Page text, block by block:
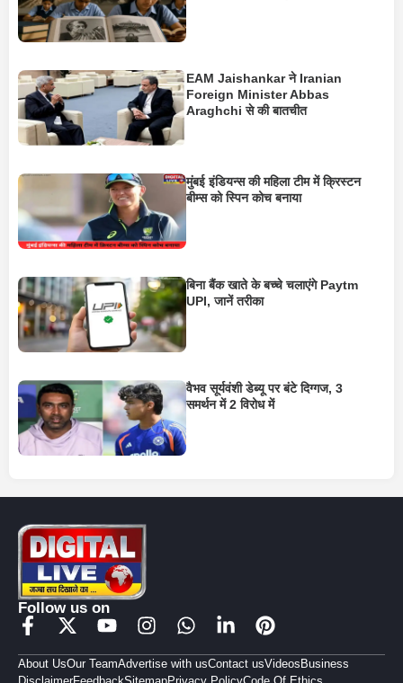
EAM Jaishankar ने Iranian
Foreign Minister Abbas
Araghchi से की बातचीत
मुंबई इंडियन्स की महिला टीम में क्रिस्टन
बीम्स को स्पिन कोच बनाया
बिना बैंक खाते के बच्चे चलाएंगे Paytm
UPI, जानें तरीका
वैभव सूर्यवंशी डेब्यू पर बंटे दिग्गज, 3
समर्थन में 2 विरोध में
Follow us on
About UsOur TeamAdvertise with usContact usVideos Business